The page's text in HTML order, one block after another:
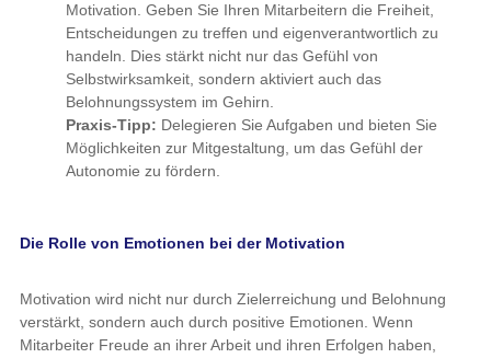
Motivation. Geben Sie Ihren Mitarbeitern die Freiheit,
Entscheidungen zu treffen und eigenverantwortlich zu
handeln. Dies stärkt nicht nur das Gefühl von
Selbstwirksamkeit, sondern aktiviert auch das
Belohnungssystem im Gehirn.
Praxis-Tipp: Delegieren Sie Aufgaben und bieten Sie
Möglichkeiten zur Mitgestaltung, um das Gefühl der
Autonomie zu fördern.
Die Rolle von Emotionen bei der Motivation
Motivation wird nicht nur durch Zielerreichung und Belohnung
verstärkt, sondern auch durch positive Emotionen. Wenn
Mitarbeiter Freude an ihrer Arbeit und ihren Erfolgen haben,